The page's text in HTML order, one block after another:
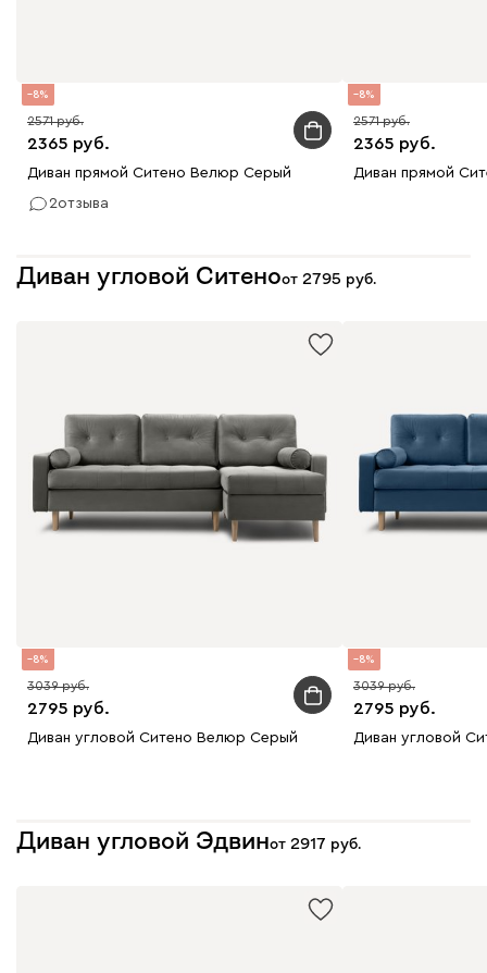
8
2365
2571
Диван прямой Ситено Велюр Серый
2отзыва
8
2365
2571
Диван прямой
Диван угловой Ситеноот 2795
8
2795
3039
Диван угловой Ситено Велюр Серый
8
2795
3039
Диван угловой
Диван угловой Эдвинот 2917